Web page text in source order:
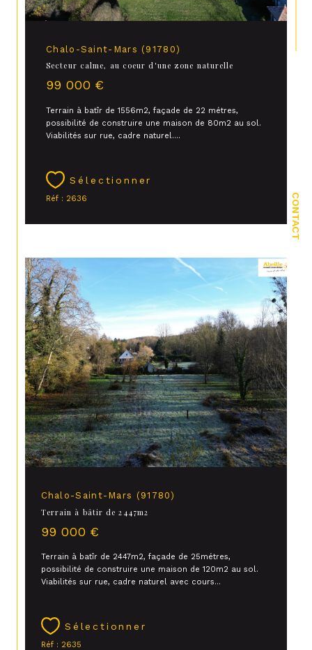
CONTACT
Chalo-Saint-Mars (91780)
Secteur calme, au coeur d'une zone naturelle
99 000 €
Terrain à batîr de 1556m2, façade de 22 métres,
possibilité de construire une maison de 80m2 au sol.
Viabilités sur rue, cadre naturel....
Sélectionner
Réf : 2636
Chalo-Saint-Mars (91780)
Terrain à bâtir de 2447m2
99 000 €
Terrain à batîr de 2447m2, façade de 25métres,
possibilité de construire une maison de 120m2 au sol.
Viabilités sur rue, cadre naturel avec cours...
Sélectionner
Réf : 2635